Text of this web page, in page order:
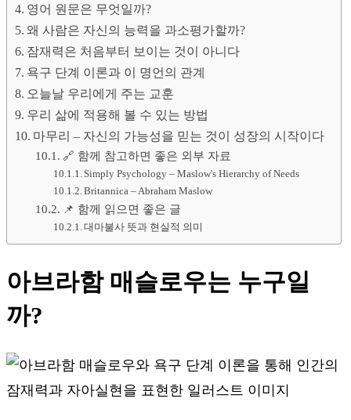
영어 원문은 무엇일까?
왜 사람은 자신의 능력을 과소평가할까?
잠재력은 처음부터 보이는 것이 아니다
욕구 단계 이론과 이 명언의 관계
오늘날 우리에게 주는 교훈
우리 삶에 적용해 볼 수 있는 방법
마무리 – 자신의 가능성을 믿는 것이 성장의 시작이다
🔗 함께 참고하면 좋은 외부 자료
Simply Psychology – Maslow's Hierarchy of Needs
Britannica – Abraham Maslow
📌 함께 읽으면 좋은 글
대마불사 뜻과 현실적 의미
아브라함 매슬로우는 누구일
까?